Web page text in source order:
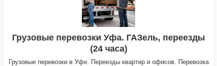
Грузовые перевозки Уфа. ГАЗель, переезды
(24 часа)
Грузовые перевозки в Уфе. Переезды квартир и офисов. Перевозка